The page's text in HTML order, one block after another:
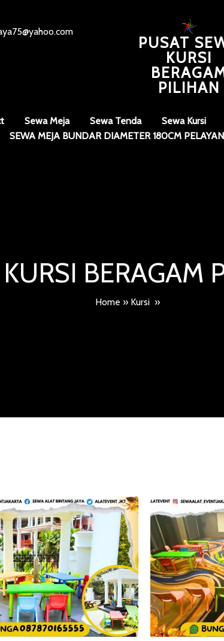
PUSAT
KURSI
PILIHAN
Sewa Meja Sewa Tenda Sewa Kursi
SEWA MEJA BUNDAR DIAMETER 180CM
BERAGAM
Home » Kursi »